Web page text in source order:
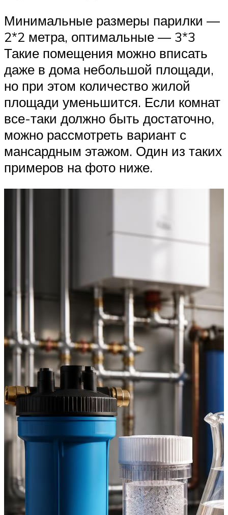
Минимальные размеры парилки —
2*2 метра, оптимальные — 3*3
Такие помещения можно вписать
даже в дома небольшой площади,
но при этом количество жилой
площади уменьшится. Если комнат
все-таки должно быть достаточно,
можно рассмотреть вариант с
мансардным этажом. Один из таких
примеров на фото ниже.